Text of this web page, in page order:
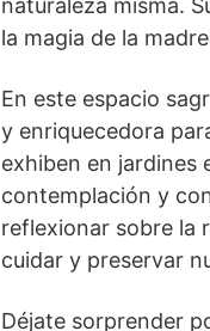
naturaleza misma.
la magia de la
En este espacio
y enriquecedora
exhiben en jardines
contemplación y
reflexionar sobre la
cuidar y preservar
Déjate sorprender